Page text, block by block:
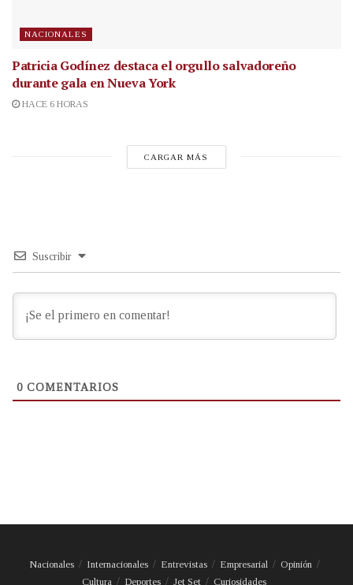
NACIONALES
Patricia Godínez destaca el orgullo salvadoreño
durante gala en Nueva York
HACE 6 HORAS
CARGAR MÁS
Suscribir
0 COMENTARIOS
Nacionales Internacionales Entrevistas Empresarial
Opinión
Cultura
Deportes Jet Set Curiosidades